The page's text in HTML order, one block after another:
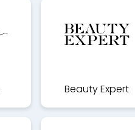
Beauty Expert